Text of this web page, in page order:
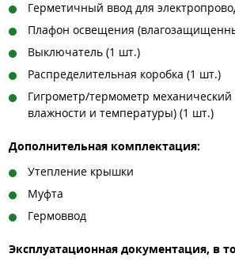
Герметичный ввод для
Плафон освещения
Выключатель (1 шт.)
Распределительная коробка (1 шт.)
Гигрометр/термометр
влажности и температуры) (1 шт.)
Дополнительная комплектация:
Утепление крышки
Муфта
Гермоввод
Эксплуатационная документация, в